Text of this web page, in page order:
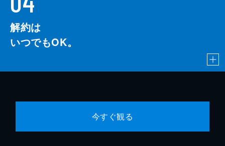
解約は
いつでもOK。
今すぐ観る